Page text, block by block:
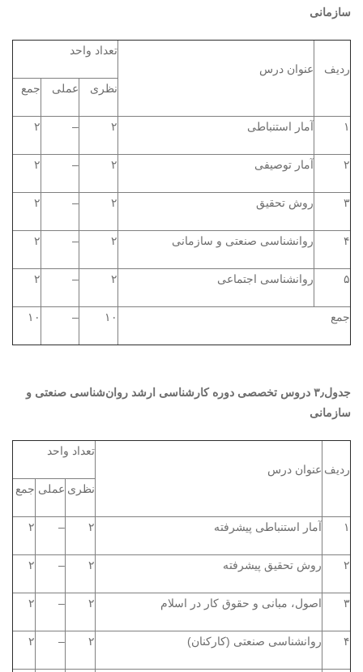
سازمانی
ردیف عنوان درس
تعداد واحد
نظری عملی جمع
۱ آمار استنباطی ۲ – ۲
۲ آمار توصیفی ۲ – ۲
۳ روش تحقیق ۲ – ۲
۴ روانشناسی صنعتی و سازمانی ۲ – ۲
۵ روانشناسی اجتماعی ۲ – ۲
جمع ۱۰ – ۱۰
جدول۳٫ دروس تخصصی دوره کارشناسی ارشد روان‌شناسی صنعتی و
سازمانی
ردیف عنوان درس
تعداد واحد
نظری عملی جمع
۱ آمار استنباطی پیشرفته ۲ – ۲
۲ روش تحقیق پیشرفته ۲ – ۲
۳ اصول، مبانی و حقوق کار در اسلام ۲ – ۲
۴ روانشناسی صنعتی (کارکنان) ۲ – ۲